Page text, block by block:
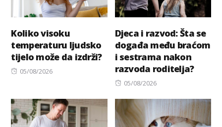
Koliko visoku
temperaturu ljudsko
tijelo može da izdrži?
Posted
05/08/2026
Djeca i razvod: Šta se
događa među braćom
i sestrama nakon
razvoda roditelja?
Posted
05/08/2026